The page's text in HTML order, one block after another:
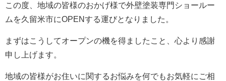
この度、地域の皆様のおかげ様で外壁塗装専門ショールー
ムを久留米市にOPENする運びとなりました。
まずはこうしてオープンの機を得ましたこと、心より感謝
申し上げます。
地域の皆様がお住いに関するお悩みを何でもお気軽にご相